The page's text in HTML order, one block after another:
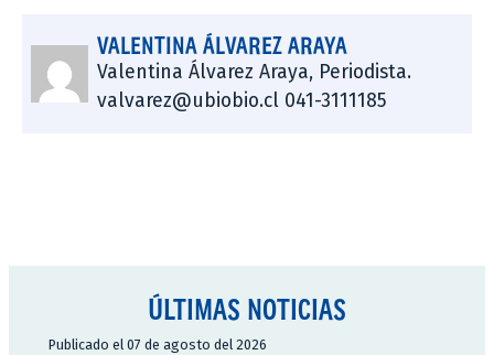
VALENTINA ÁLVAREZ ARAYA
Valentina Álvarez Araya, Periodista.
valvarez@ubiobio.cl 041-3111185
ÚLTIMAS NOTICIAS
Publicado el 07 de agosto del 2026